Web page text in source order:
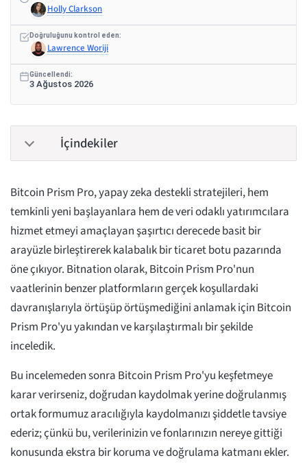
Holly Clarkson
Doğruluğunu kontrol eden:
Lawrence Woriji
Güncellendi:
3 Ağustos 2026
İçindekiler
Bitcoin Prism Pro, yapay zeka destekli stratejileri, hem
temkinli yeni başlayanlara hem de veri odaklı yatırımcılara
hizmet etmeyi amaçlayan şaşırtıcı derecede basit bir
arayüzle birleştirerek kalabalık bir ticaret botu pazarında
öne çıkıyor. Bitnation olarak, Bitcoin Prism Pro'nun
vaatlerinin benzer platformların gerçek koşullardaki
davranışlarıyla örtüşüp örtüşmediğini anlamak için Bitcoin
Prism Pro'yu yakından ve karşılaştırmalı bir şekilde
inceledik.
Bu incelemeden sonra Bitcoin Prism Pro'yu keşfetmeye
karar verirseniz, doğrudan kaydolmak yerine doğrulanmış
ortak formumuz aracılığıyla kaydolmanızı şiddetle tavsiye
ederiz; çünkü bu, verilerinizin ve fonlarınızın nereye gittiği
konusunda ekstra bir koruma ve doğrulama katmanı ekler.